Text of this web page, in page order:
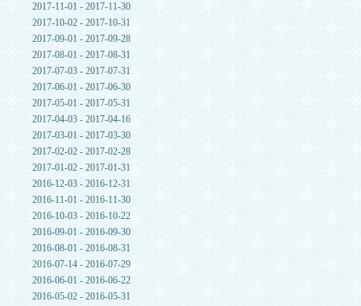
2017-11-01 - 2017-11-30
2017-10-02 - 2017-10-31
2017-09-01 - 2017-09-28
2017-08-01 - 2017-08-31
2017-07-03 - 2017-07-31
2017-06-01 - 2017-06-30
2017-05-01 - 2017-05-31
2017-04-03 - 2017-04-16
2017-03-01 - 2017-03-30
2017-02-02 - 2017-02-28
2017-01-02 - 2017-01-31
2016-12-03 - 2016-12-31
2016-11-01 - 2016-11-30
2016-10-03 - 2016-10-22
2016-09-01 - 2016-09-30
2016-08-01 - 2016-08-31
2016-07-14 - 2016-07-29
2016-06-01 - 2016-06-22
2016-05-02 - 2016-05-31